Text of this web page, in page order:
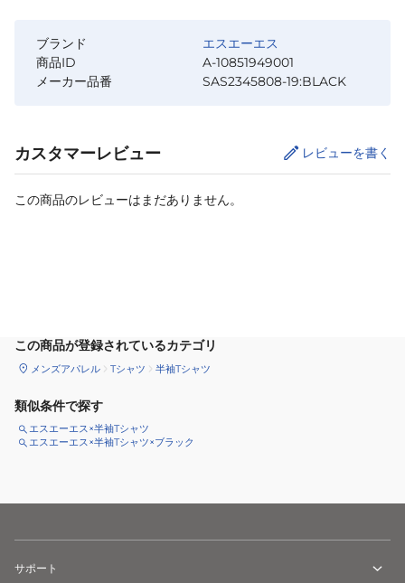
ブランド
エスエーエス
商品ID
A-10851949001
メーカー品番
SAS2345808-19:BLACK
カスタマーレビュー レビューを書く
この商品のレビューはまだありません。
この商品が登録されているカテゴリ
メンズアパレル Tシャツ 半袖Tシャツ
類似条件で探す
エスエーエス×半袖Tシャツ
エスエーエス×半袖Tシャツ×ブラック
サポート